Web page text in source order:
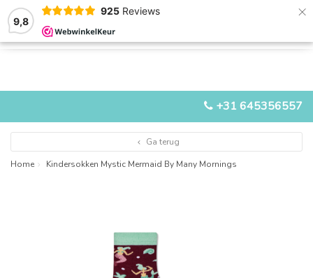
9,8
925 Reviews ×
+31 645356557
MENU
Ga terug
Home
Kindersokken Mystic Mermaid By Many Mornings